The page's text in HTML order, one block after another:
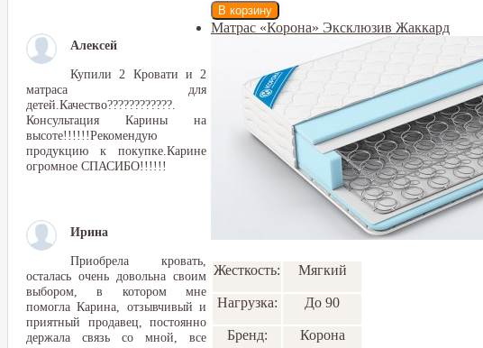
Алексей
Купили 2 Кровати и 2
матраса для
детей.Качество????????????.
Консультация Карины на
высоте!!!!!!Рекомендую
продукцию к покупке.Карине
огромное СПАСИБО!!!!!!
Ирина
Приобрела кровать,
осталась очень довольна своим
выбором, в котором мне
помогла Карина, отзывчивый и
приятный продавец, постоянно
держала связь со мной, все
Матрас «Корона» Эксклюзив Жаккард
Жесткость: Мягкий
Нагрузка: До 90
Бренд: Корона